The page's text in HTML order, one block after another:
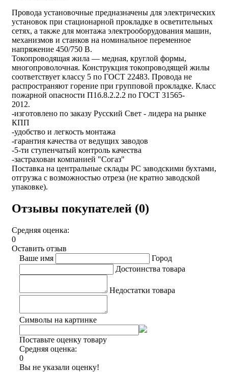
Провода установочные предназначены для электрических
установок при стационарной прокладке в осветительных
сетях, а также для монтажа электрооборудования машин,
механизмов и станков на номинальное переменное
напряжение 450/750 В.
Токопроводящая жила — медная, круглой формы,
многопроволочная. Конструкция токопроводящей жилы
соответствует классу 5 по ГОСТ 22483. Провода не
распространяют горение при групповой прокладке. Класс
пожарной опасности П1б.8.2.2.2 по ГОСТ 31565-
-изготовлено по заказу Русский Свет - лидера на рынке
КПП
-удобство и легкость монтажа
-гарантия качества от ведущих заводов
-5-ти ступенчатый контроль качества
-застрахован компанией "Согаз"
Поставка на центральные склады РС заводскими бухтами,
отгрузка с возможностью отреза (не кратно заводской
упаковке).
Отзывы покупателей (0)
Средняя оценка:
0
Оставить отзыв
Ваше имя
Город
Достоинства товара
Недостатки товара
Символы на картинке
Поставьте оценку товару
Средняя оценка:
0
Вы не указали оценку!